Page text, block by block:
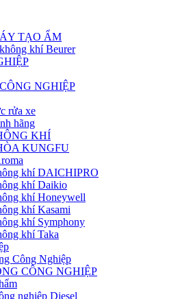
TẠO ẨM
khí Beurer
NGHIỆP
rửa xe
hãng
KHÍ
KUNGFU
khí DAICHIPRO
khí Daikio
khí Honeywell
khí Kasami
khí Symphony
khí Taka
Công Nghiệp
CÔNG NGHIỆP
nghiệp Diesel